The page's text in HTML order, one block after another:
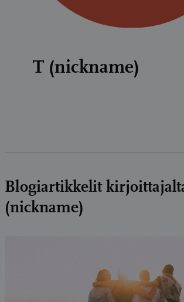
T (nickname)
Blogiartikkelit
(nickname)